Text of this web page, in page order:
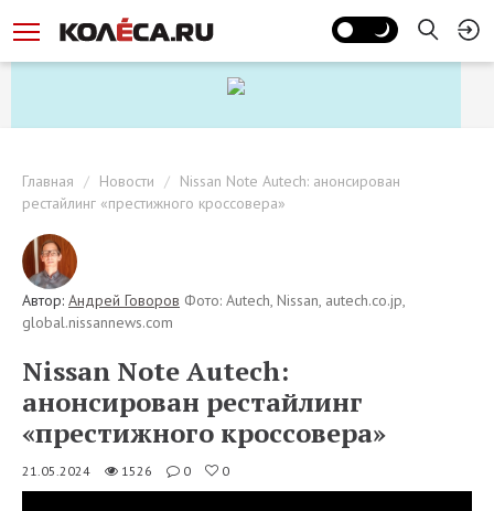
Главная Новости
Nissan Note Autech: анонсирован
рестайлинг «престижного кроссовера»
Автор: Андрей Говоров Фото: Autech, Nissan, autech.co.jp,
global.nissannews.com
Nissan Note Autech:
анонсирован рестайлинг
«престижного кроссовера»
21.05.2024 1526 0 0